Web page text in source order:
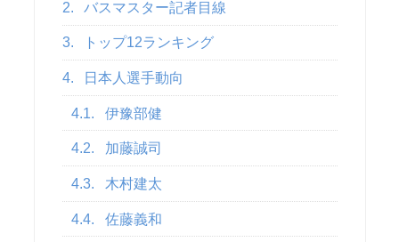
2. バスマスター記者目線
3. トップ12ランキング
4. 日本人選手動向
4.1. 伊豫部健
4.2. 加藤誠司
4.3. 木村建太
4.4. 佐藤義和